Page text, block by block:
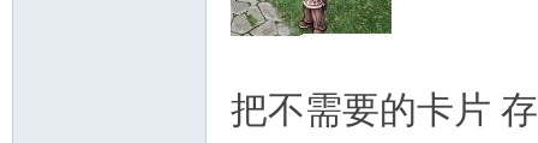
把不需要的卡片